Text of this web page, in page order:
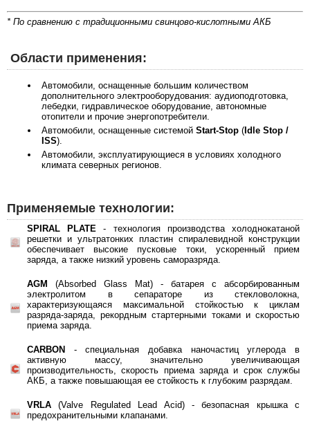
*По сравнению с традиционными свинцово-кислотными АКБ
Области применения:
Автомобили, оснащенные большим количеством
дополнительного электрооборудования: аудиоподготовка,
лебедки, гидравлическое оборудование, автономные
отопители и прочие энергопотребители.
Автомобили, оснащенные системой Start-Stop ( Idle Stop /
ISS).
Автомобили, эксплуатирующиеся в условиях холодного
климата северных регионов.
Применяемые технологии:
SPIRAL PLATE - технология производства холоднокатаной
решетки и ультратонких пластин спиралевидной конструкции
обеспечивает высокие пусковые токи, ускоренный прием
заряда, а также низкий уровень саморазряда.
AGM
(Absorbed Glass Mat) - батарея с абсорбированным
электролитом в сепараторе из стекловолокна,
характеризующаяся максимальной стойкостью к циклам
разряда-заряда, рекордным стартерными токами и скоростью
приема заряда.
CARBON
- специальная добавка наночастиц углерода в
активную массу, значительно увеличивающая
производительность, скорость приема заряда и срок службы
АКБ, а также повышающая ее стойкость к глубоким разрядам.
VRLA (Valve Regulated Lead Acid) - безопасная крышка с
предохранительными клапанами.